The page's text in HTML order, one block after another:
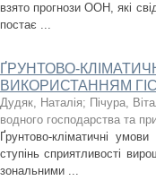
взято прогнози ООН, які
постає ...
ҐРУНТОВО-
ВИКОРИСТАННЯМ
Дудяк, Наталія; Пічура,
водного господарства та
Ґрунтово-кліматичні
ступінь сприятливості
зональними ...